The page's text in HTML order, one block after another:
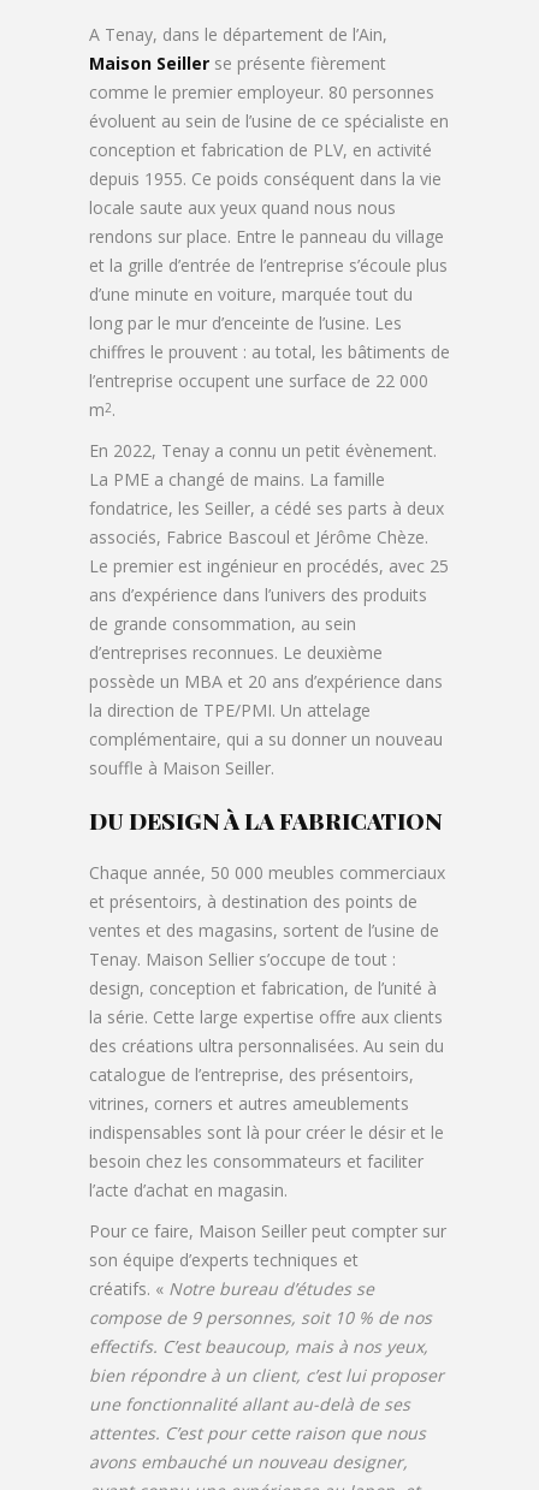
A Tenay, dans le département de l’Ain,
Maison Seiller se présente fièrement
comme le premier employeur. 80 personnes
évoluent au sein de l’usine de ce spécialiste en
conception et fabrication de PLV, en activité
depuis 1955. Ce poids conséquent dans la vie
locale saute aux yeux quand nous nous
rendons sur place. Entre le panneau du village
et la grille d’entrée de l’entreprise s’écoule plus
d’une minute en voiture, marquée tout du
long par le mur d’enceinte de l’usine. Les
chiffres le prouvent : au total, les bâtiments de
l’entreprise occupent une surface de 22 000
m2.
En 2022, Tenay a connu un petit évènement.
La PME a changé de mains. La famille
fondatrice, les Seiller, a cédé ses parts à deux
associés, Fabrice Bascoul et Jérôme Chèze.
Le premier est ingénieur en procédés, avec 25
ans d’expérience dans l’univers des produits
de grande consommation, au sein
d’entreprises reconnues. Le deuxième
possède un MBA et 20 ans d’expérience dans
la direction de TPE/PMI. Un attelage
complémentaire, qui a su donner un nouveau
souffle à Maison Seiller.
DU DESIGN À LA FABRICATION
Chaque année, 50 000 meubles commerciaux
et présentoirs, à destination des points de
ventes et des magasins, sortent de l’usine de
Tenay. Maison Sellier s’occupe de tout :
design, conception et fabrication, de l’unité à
la série. Cette large expertise offre aux clients
des créations ultra personnalisées. Au sein du
catalogue de l’entreprise, des présentoirs,
vitrines, corners et autres ameublements
indispensables sont là pour créer le désir et le
besoin chez les consommateurs et faciliter
l’acte d’achat en magasin.
Pour ce faire, Maison Seiller peut compter sur
son équipe d’experts techniques et
créatifs. « Notre bureau d’études se
compose de 9 personnes, soit 10 % de nos
effectifs. C’est beaucoup, mais à nos yeux,
bien répondre à un client, c’est lui proposer
une fonctionnalité allant au-delà de ses
attentes. C’est pour cette raison que nous
avons embauché un nouveau designer,